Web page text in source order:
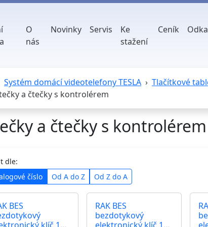
O
nás
Novinky Servis
Ke
stažení
Ceník
Systém domácí videotelefony TESLA
Tlačítkové
a čtečky s kontrolérem
a čtečky s kontrolérem
dle:
číslo
Od A do Z Od Z do A
BES
RAK BES
bezdotykový